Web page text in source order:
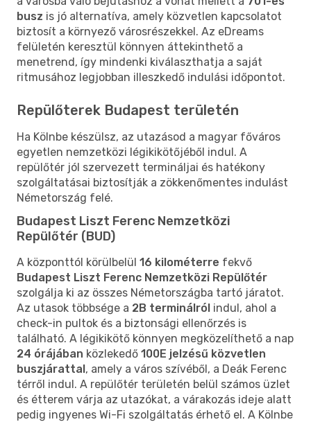
busz is jó alternatíva, amely közvetlen kapcsolatot
biztosít a környező városrészekkel. Az eDreams
felületén keresztül könnyen áttekinthető a
menetrend, így mindenki kiválaszthatja a saját
ritmusához legjobban illeszkedő indulási időpontot.
Repülőterek Budapest területén
Ha Kölnbe készülsz, az utazásod a magyar főváros
egyetlen nemzetközi légikikötőjéből indul. A
repülőtér jól szervezett termináljai és hatékony
szolgáltatásai biztosítják a zökkenőmentes indulást
Németország felé.
Budapest Liszt Ferenc Nemzetközi
Repülőtér (BUD)
A központtól körülbelül 16 kilométerre fekvő
Budapest Liszt Ferenc Nemzetközi Repülőtér
szolgálja ki az összes Németországba tartó járatot.
Az utasok többsége a 2B terminálról indul, ahol a
check-in pultok és a biztonsági ellenőrzés is
található. A légikikötő könnyen megközelíthető a nap
24 órájában közlekedő 100E jelzésű közvetlen
buszjárattal, amely a város szívéből, a Deák Ferenc
térről indul. A repülőtér területén belül számos üzlet
és étterem várja az utazókat, a várakozás ideje alatt
pedig ingyenes Wi-Fi szolgáltatás érhető el. A Kölnbe